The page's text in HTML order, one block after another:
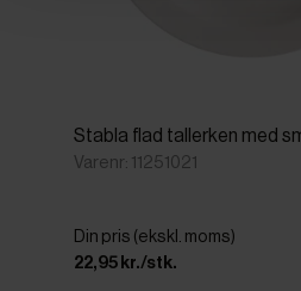
Stabla flad tallerken med
Varenr: 11251021
Din pris (ekskl. moms)
22,95 kr./stk.